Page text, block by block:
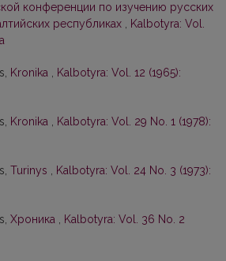
конференции по изучению русских
республиках
Kalbotyra: Vol.
Kronika
Kalbotyra: Vol. 12 (1965):
Kronika
Kalbotyra: Vol. 29 No. 1 (1978):
Turinys
Kalbotyra: Vol. 24 No. 3 (1973):
Хроника
Kalbotyra: Vol. 36 No. 2